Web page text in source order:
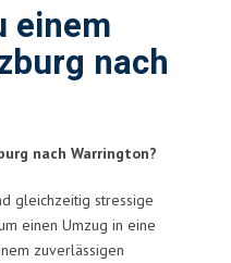
einem
nach
nach Warrington?
gleichzeitig stressige
einen Umzug in eine
zuverlässigen